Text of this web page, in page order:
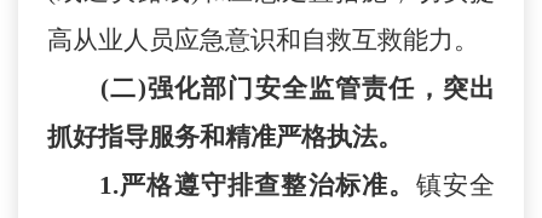
高从业人员应急意识和自救互救能力。
(二)强化部门安全监管责任，突出
抓好指导服务和精准严格执法。
1.严格遵守排查整治标准。 镇安全